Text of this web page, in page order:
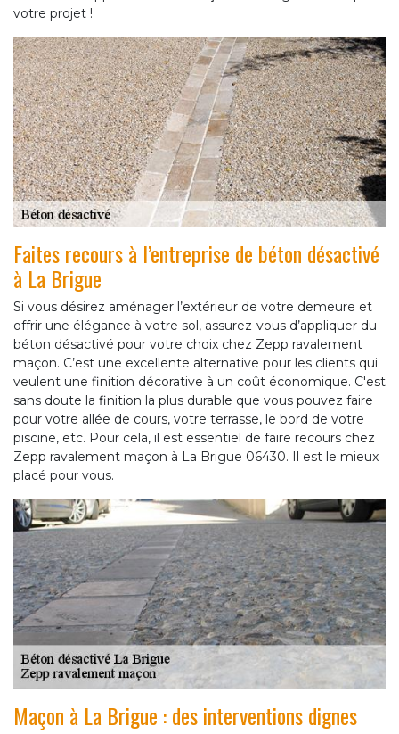
votre projet !
Faites recours à l’entreprise de béton désactivé
à La Brigue
Si vous désirez aménager l’extérieur de votre demeure et
offrir une élégance à votre sol, assurez-vous d’appliquer du
béton désactivé pour votre choix chez Zepp ravalement
maçon. C’est une excellente alternative pour les clients qui
veulent une finition décorative à un coût économique. C'est
sans doute la finition la plus durable que vous pouvez faire
pour votre allée de cours, votre terrasse, le bord de votre
piscine, etc. Pour cela, il est essentiel de faire recours chez
Zepp ravalement maçon à La Brigue 06430. Il est le mieux
placé pour vous.
Maçon à La Brigue : des interventions dignes